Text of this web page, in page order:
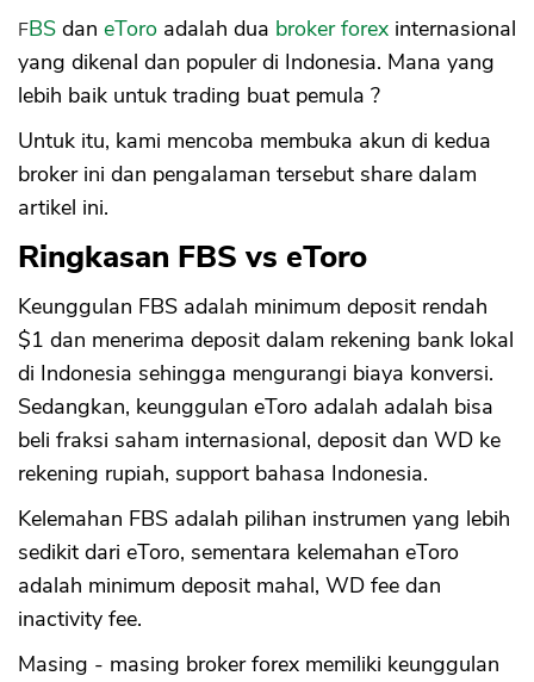
Kekurangan eToro
a. Belum Izin Bappebti
b. Akses Hanya via VPN
c. WD Fee dan Minimum WD
d. Buka Rekening Modal $200
Tabel Perbandingan FBS vs eToro
a. Izin Bappebti
b. Leverage
c. Deposit
d. CopyTrading
e. Spread
f. Support CS Bahasa Indonesia
FBS dan eToro adalah dua broker forex internasional
yang dikenal dan populer di Indonesia. Mana yang
lebih baik untuk trading buat pemula ?
Untuk itu, kami mencoba membuka akun di kedua
broker ini dan pengalaman tersebut share dalam
artikel ini.
Ringkasan FBS vs eToro
Keunggulan FBS adalah minimum deposit rendah
$1 dan menerima deposit dalam rekening bank lokal
di Indonesia sehingga mengurangi biaya konversi.
Sedangkan, keunggulan eToro adalah adalah bisa
beli fraksi saham internasional, deposit dan WD ke
rekening rupiah, support bahasa Indonesia.
Kelemahan FBS adalah pilihan instrumen yang lebih
sedikit dari eToro, sementara kelemahan eToro
adalah minimum deposit mahal, WD fee dan
inactivity fee.
Masing - masing broker forex memiliki keunggulan